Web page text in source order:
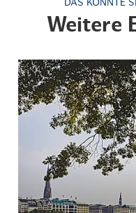
DAS KÖNNTE
Weitere